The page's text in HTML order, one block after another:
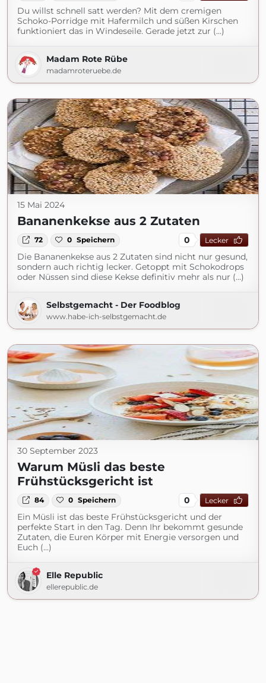
Du willst schnell satt werden? Mit dem cremigen
Schoko-Porridge mit Hafermilch und süßen Kirschen
funktioniert das in Windeseile. Gerade jetzt zur (...)
Madam Rote Rübe
madamroteruebe.de
15 Mai 2024
Bananenkekse aus 2 Zutaten
72 0 Speichern 0 Lecker
Die Bananenkekse aus 2 Zutaten sind nicht nur gesund,
sondern auch richtig lecker. Getoppt mit Schokodrops
oder Nüssen sind diese Kekse definitiv mehr als nur (...)
Selbstgemacht - Der Foodblog
www.habe-ich-selbstgemacht.de
30 September 2023
Warum Müsli das beste
Frühstücksgericht ist
84 0 Speichern 0 Lecker
Ein Müsli ist das beste Frühstücksgericht und der
perfekte Start in den Tag. Denn Ihr bekommt gesunde
Zutaten, die Euren Körper mit Energie versorgen und
Euch (...)
Elle Republic
ellerepublic.de